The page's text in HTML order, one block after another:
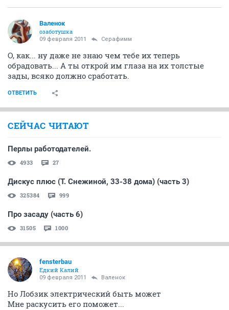
Валенок
озаботушка
09 февраля 2011 Серафимм
О, как... ну даже не знаю чем тебе их теперь
обрадовать... А ты открой им глаза на их толстые
зады, всяко должно сработать.
ОТВЕТИТЬ
СЕЙЧАС ЧИТАЮТ
Перлы работодателей.
4933 27
Дискус плюс (Т. Снежиной, 33-38 дома) (часть 3)
325384 999
Про засаду (часть 6)
31505 1000
fensterbau
Едкий Калий
09 февраля 2011 Валенок
Но Лобзик электрический быть может
Мне раскусить его поможет...